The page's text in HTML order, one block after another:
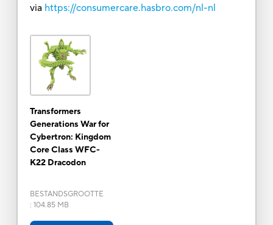
via https://consumercare.hasbro.com/nl-nl
Transformers
Generations War for
Cybertron: Kingdom
Core Class WFC-
K22 Dracodon
BESTANDSGROOTTE
: 104.85 MB